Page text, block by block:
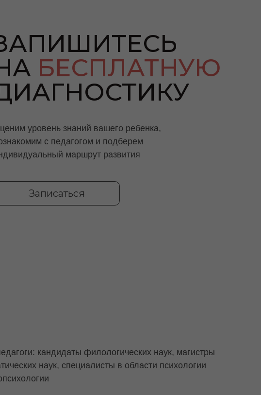
Записаться
БЕСПЛАТНУЮ
уровень знаний вашего ребенка,
с педагогом и подберем
маршрут развития
кандидаты филологических наук, магистры
наук, специалисты в области психологии